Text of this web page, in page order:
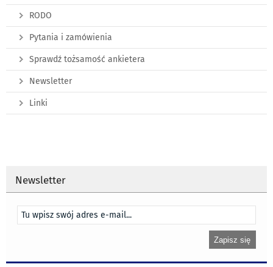
RODO
Pytania i zamówienia
Sprawdź tożsamość ankietera
Newsletter
Linki
Newsletter